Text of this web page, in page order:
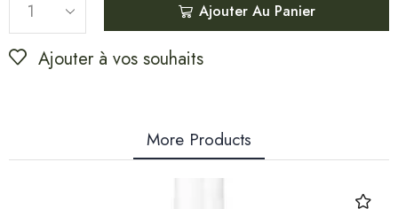
Ajouter Au Panier
Ajouter à vos souhaits
More Products